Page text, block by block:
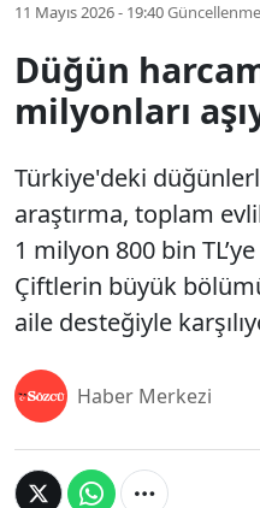
11 Mayıs 2026 - 19:40
Düğün
milyonları
Türkiye'deki
araştırma, toplam
1 milyon 800 bin
Çiftlerin büyük
aile desteğiyle
Haber Merkezi